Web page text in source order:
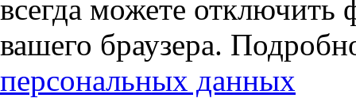
всегда можете отключить
вашего браузера.
персональных данных